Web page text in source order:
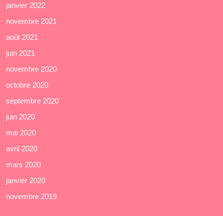
janvier 2022
novembre 2021
août 2021
juin 2021
novembre 2020
octobre 2020
septembre 2020
juin 2020
mai 2020
avril 2020
mars 2020
janvier 2020
novembre 2019